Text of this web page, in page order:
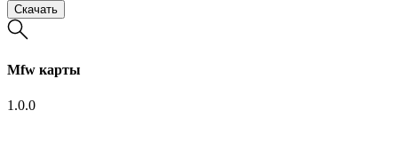
Скачать
Mfw карты
1.0.0